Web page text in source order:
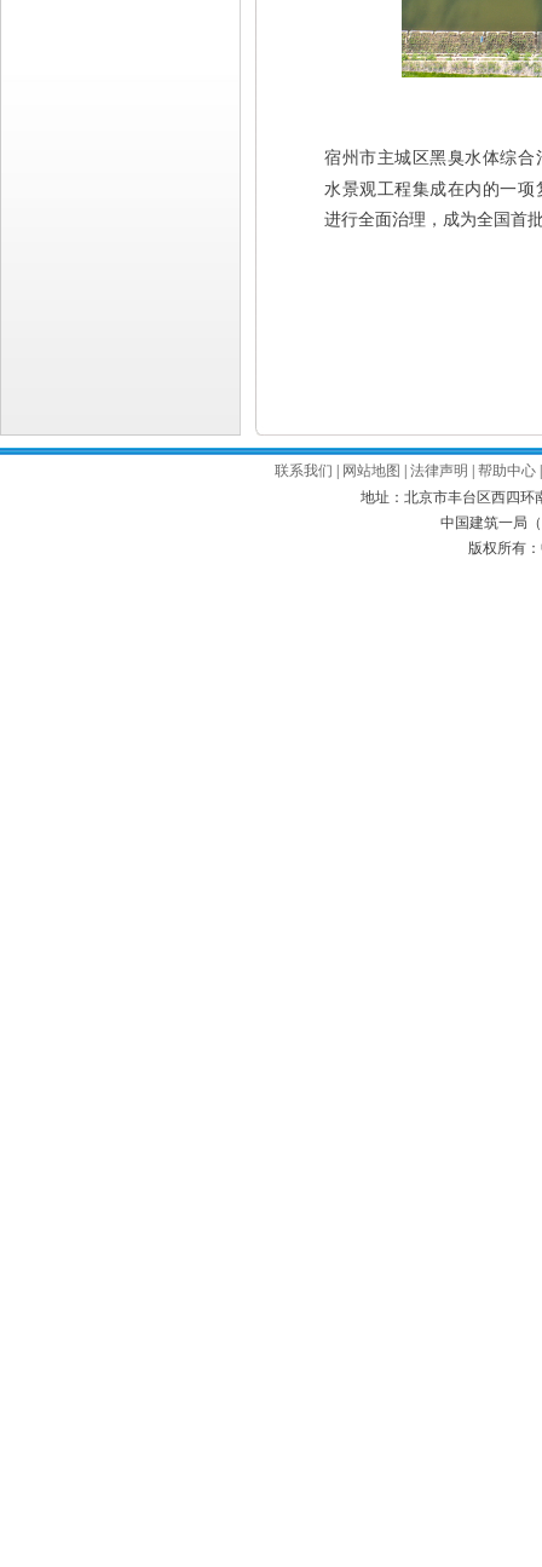
宿州市主城区黑臭水体综
水景观工程集成在内的一
进行全面治理，成为全国首
联系我们 网站地图 法律声明 帮助中心
地址：北京市丰台区西四环
中国建筑一局
版权所有